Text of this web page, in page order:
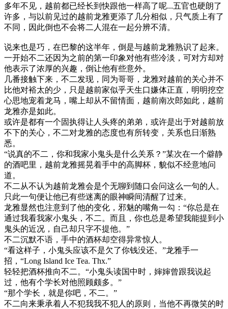
多年不见，越前都已经长到快跟他一样高了呢...五官也硬朗了
许多，与以前见过的越前龙雅更添了几分相似，只气质上有了
不同，因此倒也不会将二人混在一起分辨不清。
说来也是巧，在巴黎的这半年，倒是与越前龙雅熟识了起来。
一开始不二还因为之前的第一印象对他有些冷淡，可对方却对
他表示了浓厚的兴趣，倒让他有些意外。
几番接触下来，不二发现，同为哥哥，龙雅对越前的关心并不
比他对裕太的少，只是越前家似乎天生口嫌体正直，明明挖空
心思地宠着龙马，嘴上却从不留情面，越前南次郎如此，越前
龙雅亦是如此。
或许是都有一个固执得让人头疼的弟弟，或许是出于对越前放
不下的关心，不二对龙雅的态度也有所转变，关系也日渐熟
悉。
“说真的不二，你和我家小鬼头是什么关系？”某次在一个僻静
的酒吧里，越前龙雅摇晃着手中的高脚杯，貌似不经意地问
道。
不二从不认为越前龙雅会是个无聊到随口会问这么一句的人。
只此一句便让他已有些迷离的眼神瞬间清醒了过来。
龙雅显然也注意到了他的变化，邪魅的嘴角一勾：“你总是在
通过我看我家小鬼头，不二。而且，你也总是希望我能提到小
鬼头的近况，自己却只字不提他。”
不二沉默不语，手中的酒杯却空得异常惊人。
“看这样子，小鬼头应该不是欠了你钱没还。”龙雅手一
招，“Long Island Ice Tea. Thx.”
轻轻把酒杯推向不二。“小鬼头读国中时，婶婶曾跟我说起
过，他有个学长对他照顾颇多。”
“那个学长，就是你吧，不二。”
不二向来秉承着人不犯我我不犯人的原则，当他不再微笑的时